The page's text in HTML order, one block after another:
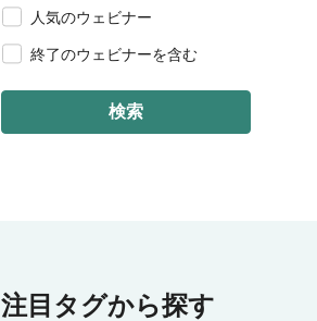
人気のウェビナー
終了のウェビナーを含む
検索
注目タグから探す